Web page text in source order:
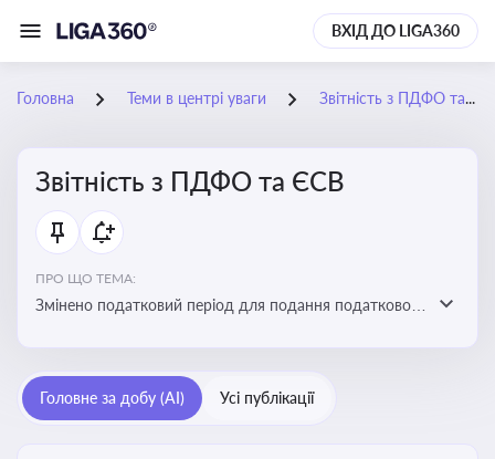
ВХІД ДО LIGA360
Головна Теми в центрі уваги Звітність з ПДФО та ЄСВ
Звітність з ПДФО та ЄСВ
ПРО ЩО ТЕМА:
Змінено податковий період для подання податкового
Головне за добу (AI) Усі публікації